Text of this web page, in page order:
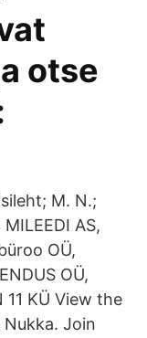
otse
M. N.;
AS,
OÜ,
OÜ,
11 KÜ View the
Join